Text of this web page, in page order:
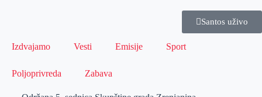
Santos uživo
Izdvajamo Vesti Emisije Sport
Poljoprivreda Zabava